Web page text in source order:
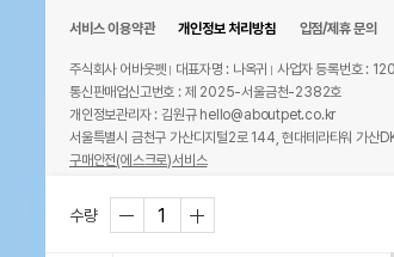
수량
서비스 이용약관 개인정보 처리방침 입점/제휴 문의
주식회사 어바웃펫 대표자명 : 나옥귀 사업자 등록번호 :
통신판매업신고번호 : 제 2025-서울금천-2382호
개인정보관리자 : 김원규 hello@aboutpet.co.kr
서울특별시 금천구 가산디지털2로 144, 현대테라타워 가
구매안전(에스크로)서비스